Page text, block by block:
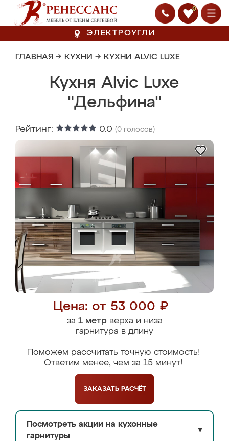
0
ЭЛЕКТРОУГЛИ
ГЛАВНАЯ → КУХНИ → КУХНИ ALVIC LUXE
Кухня Alvic Luxe
"Дельфина"
Рейтинг: 0.0 (0 голосов)
Цена: от 53 000 ₽
за 1 метрверха и низа
гарнитура в длину
Поможем рассчитать точную стоимость!
Ответим менее, чем за 15 минут!
ЗАКАЗАТЬ РАСЧЁТ
Посмотреть акции на кухонные
гарнитуры
▼